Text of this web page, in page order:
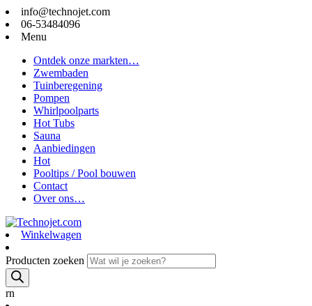
info@technojet.com
06-53484096
Menu
Ontdek onze markten…
Zwembaden
Tuinberegening
Pompen
Whirlpoolparts
Hot Tubs
Sauna
Aanbiedingen
Hot
Pooltips / Pool bouwen
Contact
Over ons…
Winkelwagen
Producten zoeken
rn